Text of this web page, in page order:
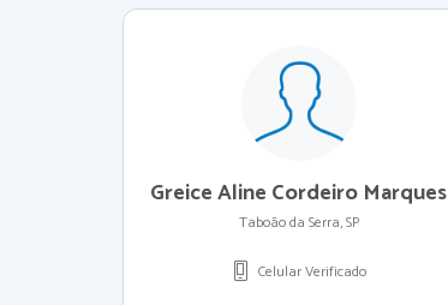
Greice Aline Cordeiro Marques
Taboão da Serra, SP
Celular Verificado